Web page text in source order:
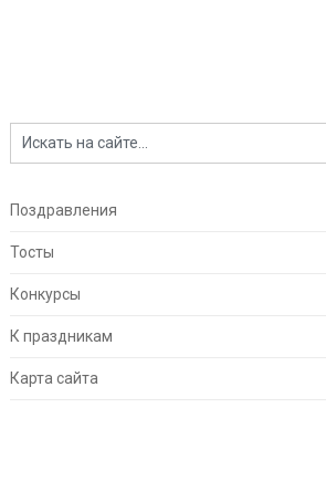
Поздравления
Тосты
Конкурсы
К праздникам
Карта сайта